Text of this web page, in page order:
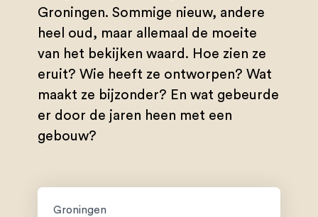
Groningen. Sommige nieuw, andere
heel oud, maar allemaal de moeite
van het bekijken waard. Hoe zien ze
eruit? Wie heeft ze ontworpen? Wat
maakt ze bijzonder? En wat gebeurde
er door de jaren heen met een
gebouw?
Groningen